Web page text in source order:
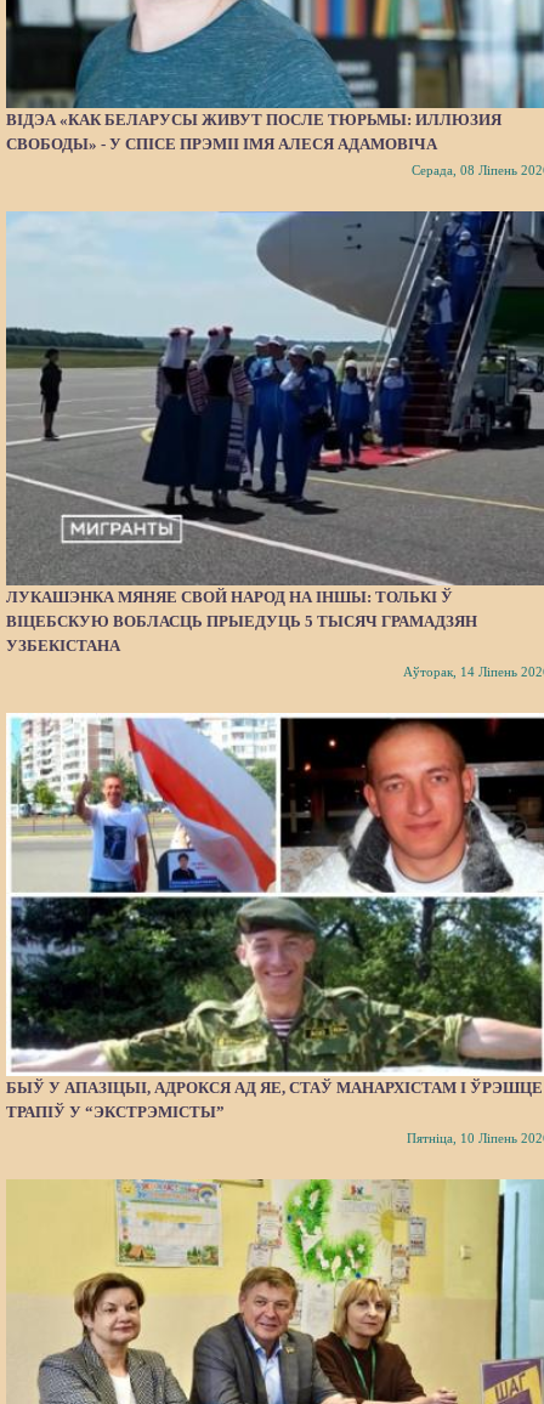
ВІДЭА «КАК БЕЛАРУСЫ ЖИВУТ ПОСЛЕ ТЮРЬМЫ: ИЛЛЮЗИЯ
СВОБОДЫ» - У СПІСЕ ПРЭМІІ ІМЯ АЛЕСЯ АДАМОВІЧА
Серада, 08 Ліпень
ЛУКАШЭНКА МЯНЯЕ СВОЙ НАРОД НА ІНШЫ: ТОЛЬКІ Ў
ВІЦЕБСКУЮ ВОБЛАСЦЬ ПРЫЕДУЦЬ 5 ТЫСЯЧ ГРАМАДЗЯН
УЗБЕКІСТАНА
Аўторак, 14 Ліпень
БЫЎ У АПАЗІЦЫІ, АДРОКСЯ АД ЯЕ, СТАЎ МАНАРХІСТАМ І ЎРЭШЦЕ
ТРАПІЎ У “ЭКСТРЭМІСТЫ”
Пятніца, 10 Ліпень